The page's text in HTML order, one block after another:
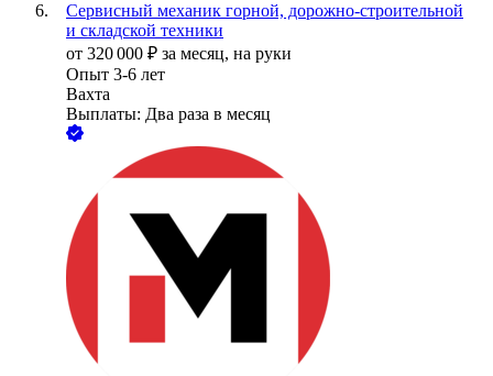
Сервисный механик горной, дорожно-строительной
и складской техники
от 320 000 ₽ за месяц, на руки
Опыт 3-6 лет
Вахта
Выплаты: Два раза в месяц